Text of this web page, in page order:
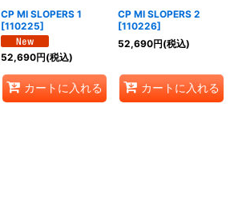
CP MI SLOPERS 1
[110225]
52,690円(税込)
カートに入れる
CP MI SLOPERS 2
[110226]
52,690円(税込)
カートに入れる